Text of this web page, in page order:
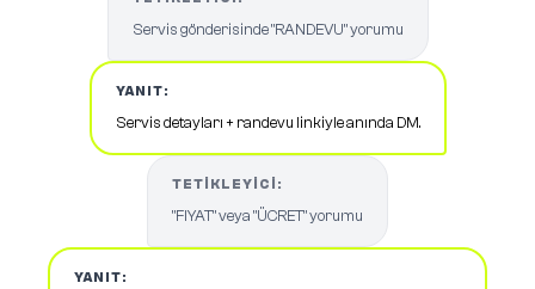
Servis gönderisinde "RANDEVU" yorumu
YANIT:
Servis detayları + randevu linkiyle anında DM.
TETIKLEYICI:
"FIYAT" veya "ÜCRET" yorumu
YANIT: